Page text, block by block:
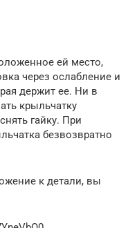
ей место,
через ослабление и
держит ее. Ни в
крыльчатку
гайку. При
безвозвратно
к детали, вы